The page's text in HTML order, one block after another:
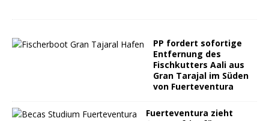
PP fordert sofortige
Entfernung des
Fischkutters Aali aus
Gran Tarajal im Süden
von Fuerteventura
Fuerteventura zieht